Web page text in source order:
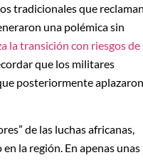
tradicionales que
una polémica sin
la transición con riesgos de
que los militares
posteriormente aplazaron
de las luchas africanas,
la región. En apenas unas